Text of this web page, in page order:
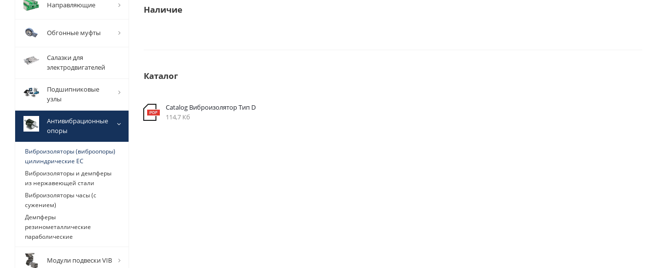
Наличие
Каталог
Catalog Виброизолятор Тип D
114,7 Кб
Направляющие
Обгонные муфты
Салазки для
электродвигателей
Подшипниковые
узлы
Антивибрационные
опоры
Виброизоляторы (виброопоры)
цилиндрические EC
Виброизоляторы и демпферы
из нержавеющей стали
Виброизоляторы часы (с
сужением)
Демпферы
резинометаллические
параболические
Модули подвески VIB